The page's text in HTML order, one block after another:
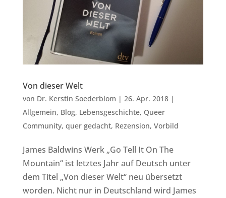
Von dieser Welt
von Dr. Kerstin Soederblom | 26. Apr. 2018|
Allgemein, Blog, Lebensgeschichte, Queer
Community, quer gedacht, Rezension, Vorbild
James Baldwins Werk „Go Tell It On The
Mountain“ ist letztes Jahr auf Deutsch unter
dem Titel „Von dieser Welt“ neu übersetzt
worden. Nicht nur in Deutschland wird James